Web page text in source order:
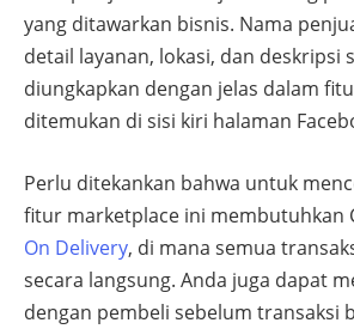
yang ditawarkan bisnis. Nama
detail layanan, lokasi, dan deskripsi
diungkapkan dengan jelas dalam
ditemukan di sisi kiri halaman
Perlu ditekankan bahwa untuk
fitur marketplace ini membutuhkan
On Delivery, di mana semua
secara langsung. Anda juga dapat
dengan pembeli sebelum transaksi